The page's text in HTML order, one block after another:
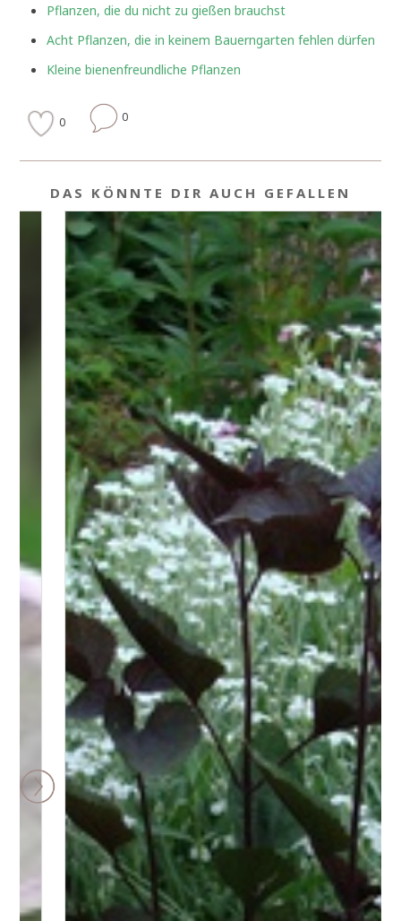
Pflanzen, die du nicht zu gießen brauchst
Acht Pflanzen, die in keinem Bauerngarten fehlen dürfen
Kleine bienenfreundliche Pflanzen
0 0
DAS KÖNNTE DIR AUCH GEFALLEN